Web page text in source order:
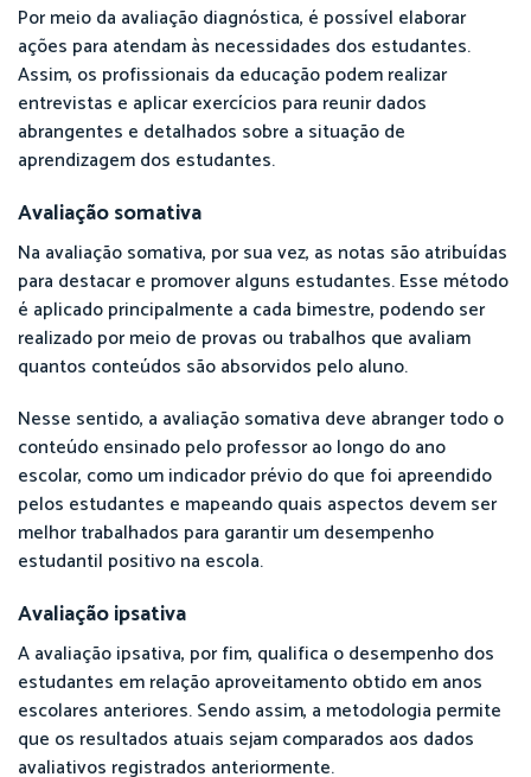
Por meio da avaliação diagnóstica, é possível elaborar
ações para atendam às necessidades dos estudantes.
Assim, os profissionais da educação podem realizar
entrevistas e aplicar exercícios para reunir dados
abrangentes e detalhados sobre a situação de
aprendizagem dos estudantes.
Avaliação somativa
Na avaliação somativa, por sua vez, as notas são atribuídas
para destacar e promover alguns estudantes. Esse método
é aplicado principalmente a cada bimestre, podendo ser
realizado por meio de provas ou trabalhos que avaliam
quantos conteúdos são absorvidos pelo aluno.
Nesse sentido, a avaliação somativa deve abranger todo o
conteúdo ensinado pelo professor ao longo do ano
escolar, como um indicador prévio do que foi apreendido
pelos estudantes e mapeando quais aspectos devem ser
melhor trabalhados para garantir um desempenho
estudantil positivo na escola.
Avaliação ipsativa
A avaliação ipsativa, por fim, qualifica o desempenho dos
estudantes em relação aproveitamento obtido em anos
escolares anteriores. Sendo assim, a metodologia permite
que os resultados atuais sejam comparados aos dados
avaliativos registrados anteriormente.